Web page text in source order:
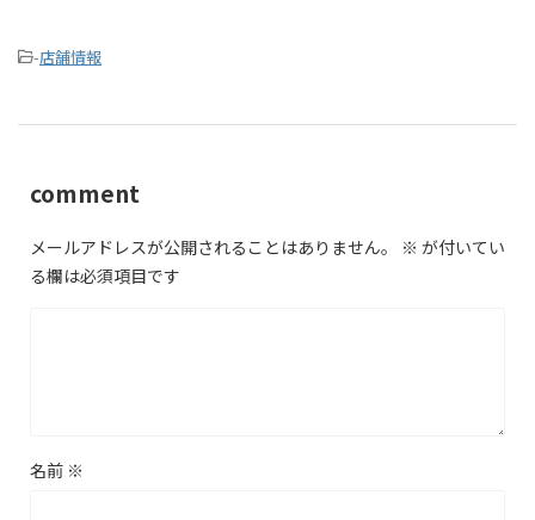
-店舗情報
comment
メールアドレスが公開されることはありません。 ※ が付いてい
る欄は必須項目です
名前 ※